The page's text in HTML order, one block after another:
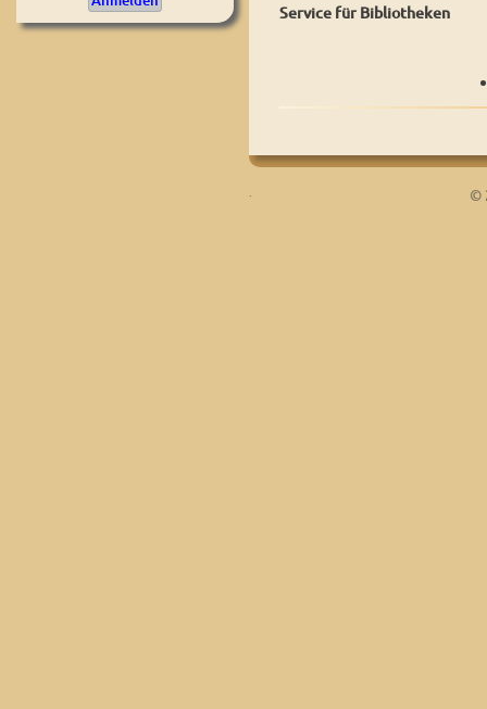
Service für Bibliotheken
©